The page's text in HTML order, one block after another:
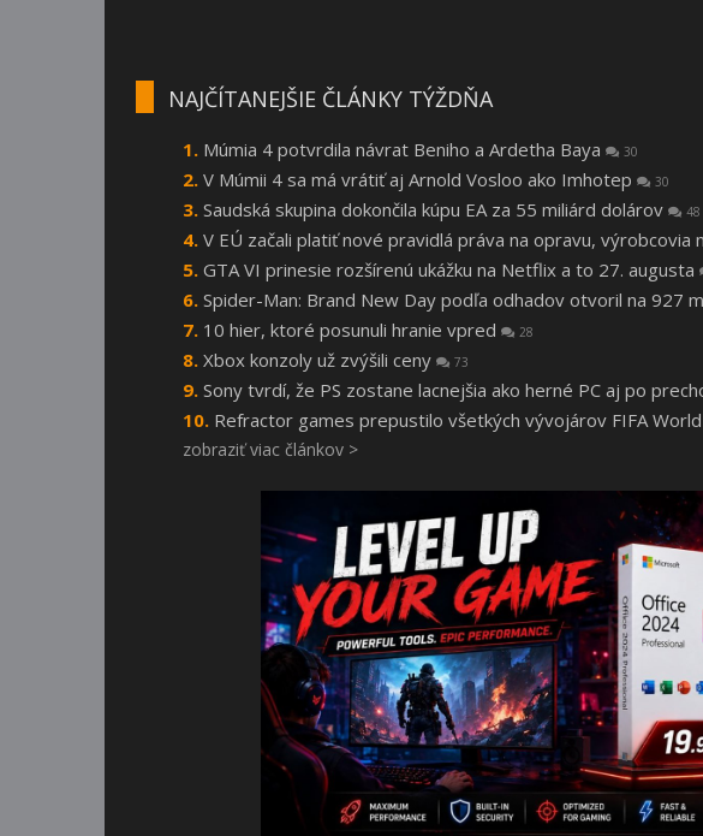
NAJČÍTANEJŠIE ČLÁNKY TÝŽDŇA
Múmia 4 potvrdila návrat Beniho a Ardetha Baya 30
V Múmii 4 sa má vrátiť aj Arnold Vosloo ako Imhotep 30
Saudská skupina dokončila kúpu EA za 55 miliárd dolárov 48
V EÚ začali platiť nové pravidlá práva na opravu, výrobcovia
GTA VI prinesie rozšírenú ukážku na Netflix a to 27. augusta
Spider-Man: Brand New Day podľa odhadov otvoril na 927
10 hier, ktoré posunuli hranie vpred 28
Xbox konzoly už zvýšili ceny 73
Sony tvrdí, že PS zostane lacnejšia ako herné PC aj po
Refractor games prepustilo všetkých vývojárov FIFA World
zobraziť viac článkov >